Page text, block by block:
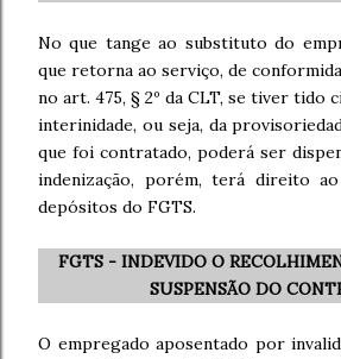
No que tange ao substituto do
que retorna ao serviço, de
no art. 475, § 2º da CLT, se tiver tido
interinidade, ou seja, da
que foi contratado, poderá ser
indenização, porém, terá direito
depósitos do FGTS.
FGTS - INDEVIDO O
SUSPENSÃO DO
O empregado aposentado por